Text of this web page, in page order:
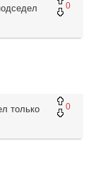
0
0
только